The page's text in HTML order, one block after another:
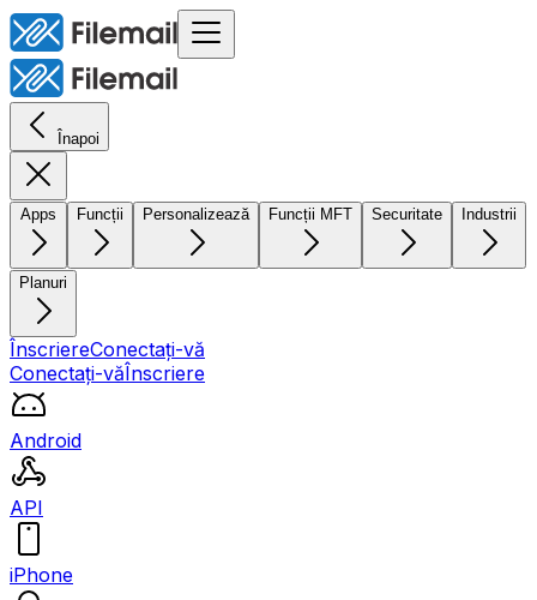
Înapoi
Apps Funcții Personalizează Funcții MFT Securitate Industrii
Planuri
ÎnscriereConectați-vă
Conectați-văÎnscriere
Android
API
iPhone